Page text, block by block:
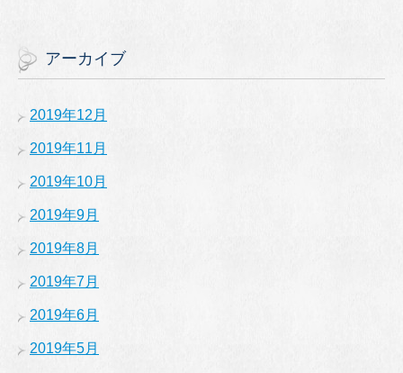
アーカイブ
2019年12月
2019年11月
2019年10月
2019年9月
2019年8月
2019年7月
2019年6月
2019年5月